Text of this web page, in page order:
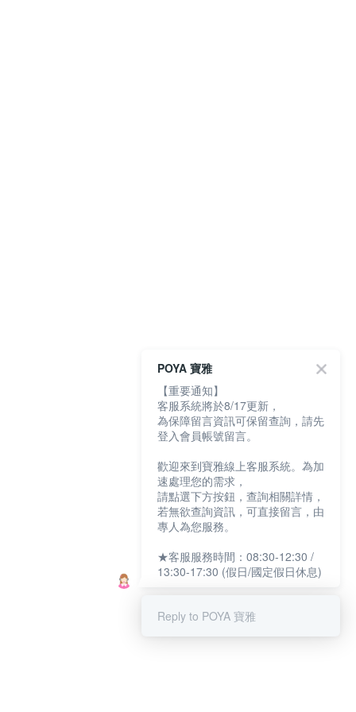
POYA 寶雅
【重要通知】
客服系統將於8/17更新，
為保障留言資訊可保留查詢，請先
登入會員帳號留言。
歡迎來到寶雅線上客服系統。為加
速處理您的需求，
請點選下方按鈕，查詢相關詳情，
若無欲查詢資訊，可直接留言，由
專人為您服務。
★客服服務時間：08:30-12:30 /
13:30-17:30 (假日/國定假日休息)
Reply to POYA 寶雅